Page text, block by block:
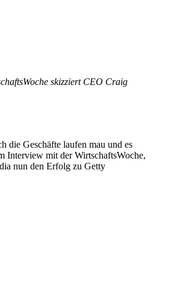
skizziert CEO Craig
die Geschäfte laufen mau und es
Interview mit der WirtschaftsWoche,
nun den Erfolg zu Getty